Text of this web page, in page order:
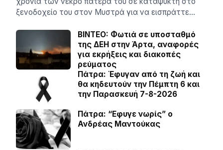
ξενοδοχείο του στον Μυστρά για να εισπράττε…
BINTEO: Φωτιά σε υποσταθμό
της ΔΕΗ στην Άρτα, αναφορές
για εκρήξεις και διακοπές
ρεύματος
Πάτρα: Έφυγαν από τη ζωή και
θα κηδευτούν την Πέμπτη 6 και
την Παρασκευή 7-8-2026
Πάτρα: “Εφυγε νωρίς” ο
Ανδρέας Μαντούκας